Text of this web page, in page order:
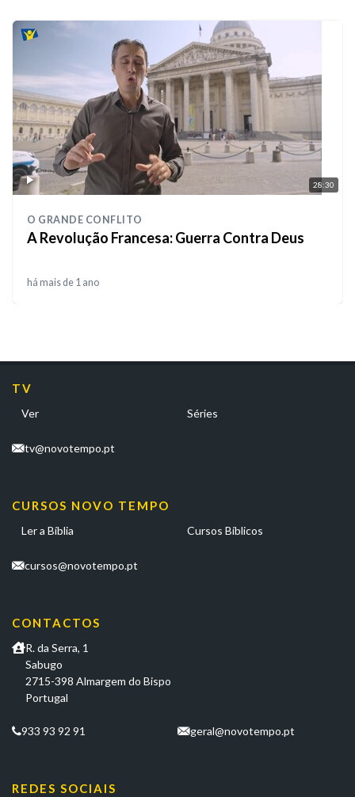
28:30
O GRANDE CONFLITO
A Revolução Francesa: Guerra Contra Deus
há mais de 1 ano
TV
Ver Séries
tv@novotempo.pt
CURSOS NOVO TEMPO
Ler a Bíblia Cursos Bíblicos
cursos@novotempo.pt
CONTACTOS
R. da Serra, 1
Sabugo
2715-398 Almargem do Bispo
Portugal
933 93 92 91 geral@novotempo.pt
REDES SOCIAIS